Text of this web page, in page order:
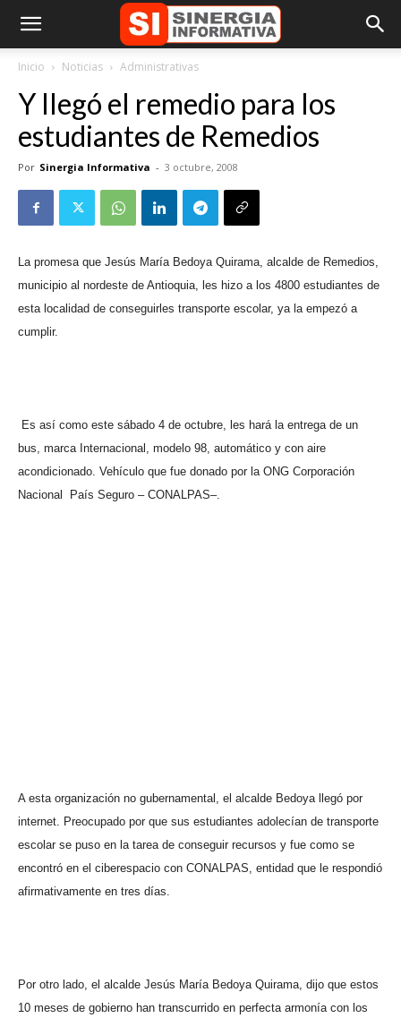
Inicio Noticias Administrativas
Y llegó el remedio para los
estudiantes de Remedios
Por Sinergia Informativa - 3 octubre, 2008
La promesa que Jesús María Bedoya Quirama, alcalde de Remedios,
municipio al nordeste de Antioquia, les hizo a los 4800 estudiantes de
esta localidad de conseguirles transporte escolar, ya la empezó a
cumplir.
Es así como este sábado 4 de octubre, les hará la entrega de un
bus, marca Internacional, modelo 98, automático y con aire
acondicionado. Vehículo que fue donado por la ONG Corporación
Nacional
País Seguro – CONALPAS–.
A esta organización no gubernamental, el alcalde Bedoya llegó por
internet. Preocupado por que sus estudiantes adolecían de transporte
escolar se puso en la tarea de conseguir recursos y fue como se
encontró en el ciberespacio con CONALPAS, entidad que le respondió
afirmativamente en tres días.
Por otro lado, el alcalde Jesús María Bedoya Quirama, dijo que estos
10 meses de gobierno han transcurrido en perfecta armonía con los